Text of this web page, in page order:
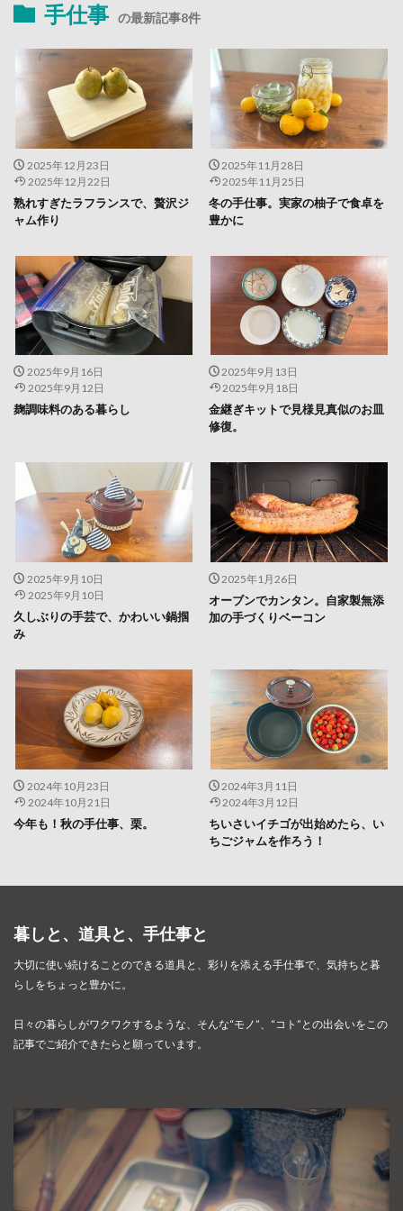
手仕事 の最新記事8件
2025年12月23日
2025年12月22日
熟れすぎたラフランスで、贅沢ジ
ャム作り
2025年11月28日
2025年11月25日
冬の手仕事。実家の柚子で食卓を
豊かに
2025年9月16日
2025年9月12日
麹調味料のある暮らし
2025年9月13日
2025年9月18日
金継ぎキットで見様見真似のお皿
修復。
2025年9月10日
2025年9月10日
久しぶりの手芸で、かわいい鍋掴
み
2025年1月26日
オーブンでカンタン。自家製無添
加の手づくりベーコン
2024年10月23日
2024年10月21日
今年も！秋の手仕事、栗。
2024年3月11日
2024年3月12日
ちいさいイチゴが出始めたら、い
ちごジャムを作ろう！
暮しと、道具と、手仕事と
大切に使い続けることのできる道具と、彩りを添える手仕事で、 気持ちと暮
らしをちょっと豊かに。
日々の暮らしがワクワクするような、そんな“モノ”、“コト”との出会いを この
記事でご紹介できたらと願っています。